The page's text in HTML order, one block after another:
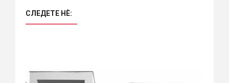
СЛЕДЕТЕ НÈ: